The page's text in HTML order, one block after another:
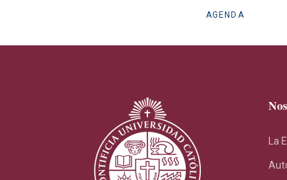
AGENDA
La